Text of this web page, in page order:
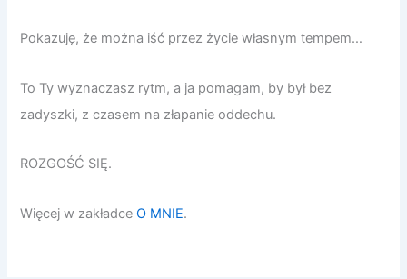
Pokazuję, że można iść przez życie własnym tempem…
To Ty wyznaczasz rytm, a ja pomagam, by był bez
zadyszki, z czasem na złapanie oddechu.
ROZGOŚĆ SIĘ.
Więcej w zakładceO MNIE.